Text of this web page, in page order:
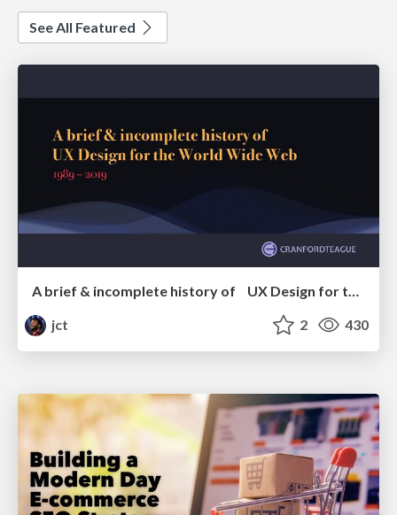
See All Featured
A brief & incomplete history of UX Design for the World Wide Web: 1989–2019
jct
2 430